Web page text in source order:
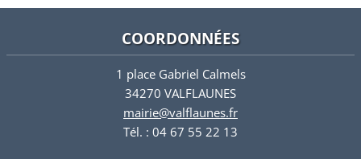
COORDONNÉES
1 place Gabriel Calmels
34270 VALFLAUNES
mairie@valflaunes.fr
Tél. : 04 67 55 22 13